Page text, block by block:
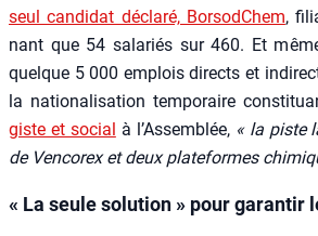
seul can­di­dat décla­ré, Bor­sod­Chem,
nant que 54 sala­riés sur 460. Et
quelque 5 000 emplois directs et
la natio­na­li­sa­tion tem­po­raire
giste et social à l’As­sem­blée, « la piste
de Ven­co­rex et deux pla­te­formes
« La seule solution » pour garantir